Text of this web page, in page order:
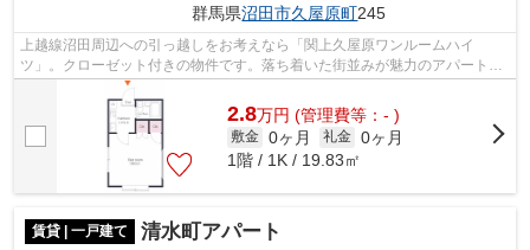
群馬県沼田市久屋原町245
上越線沼田周辺への引っ越しをお考えなら「関上久屋原ワンルームハイ
ツ」。クローゼット付きの物件です。落ち着いた街並みが魅力のアパートは
こちらです。新しい日々を送るにふさわし...
2.8万円 (管理費等：- )
敷金 0ヶ月 礼金 0ヶ月
1階 / 1K / 19.83㎡
賃貸 | 一戸建て 清水町アパート